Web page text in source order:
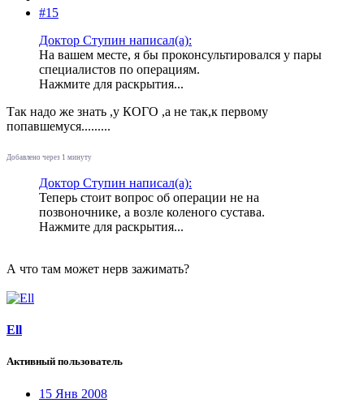
#15
Доктор Ступин написал(а):
На вашем месте, я бы проконсультировался у пары
специалистов по операциям.
Нажмите для раскрытия...
Так надо же знать ,у КОГО ,а не так,к первому
попавшемуся.........
Добавлено через 1 минуту
Доктор Ступин написал(а):
Теперь стоит вопрос об операции не на
позвоночнике, а возле коленого сустава.
Нажмите для раскрытия...
А что там может нерв зажимать?
Ell
Активный пользователь
15 Янв 2008